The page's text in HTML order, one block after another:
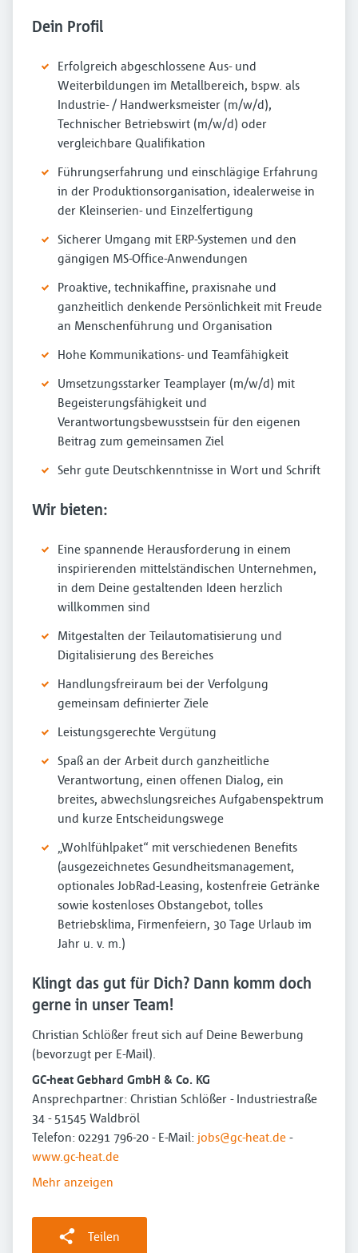
Dein Profil
Erfolgreich abgeschlossene Aus- und
Weiterbildungen im Metallbereich, bspw. als
Industrie- / Handwerks­meister (m/w/d),
Technischer Betriebswirt (m/w/d) oder
vergleichbare Qualifikation
Führungserfahrung und einschlägige Erfahrung
in der Produktionsorganisation, idealerweise in
der Kleinserien- und Einzelfertigung
Sicherer Umgang mit ERP-Systemen und den
gängigen MS-Office-Anwendungen
Proaktive, technikaffine, praxisnahe und
ganzheitlich denkende Persön­lichkeit mit Freude
an Menschen­führung und Organisation
Hohe Kommunikations- und Teamfähigkeit
Umsetzungsstarker Teamplayer (m/w/d) mit
Begeisterungsfähigkeit und
Verantwortungsbewusstsein für den eigenen
Beitrag zum gemeinsamen Ziel
Sehr gute Deutschkenntnisse in Wort und Schrift
Wir bieten:
Eine spannende Herausforderung in einem
inspirierenden mittelständischen Unternehmen,
in dem Deine gestaltenden Ideen herzlich
willkommen sind
Mitgestalten der Teilautomatisierung und
Digitalisierung des Bereiches
Handlungsfreiraum bei der Verfolgung
gemeinsam definierter Ziele
Leistungsgerechte Vergütung
Spaß an der Arbeit durch ganzheitliche
Verantwortung, einen offenen Dialog, ein
breites, abwechslungsreiches Aufgabenspektrum
und kurze Entscheidungswege
„Wohlfühlpaket“ mit verschiedenen Benefits
(ausgezeichnetes Gesundheitsmanagement,
optionales JobRad-Leasing, kostenfreie Getränke
sowie kostenloses Obstangebot, tolles
Betriebsklima, Firmenfeiern, 30 Tage Urlaub im
Jahr u. v. m.)
Klingt das gut für Dich? Dann komm doch
gerne in unser Team!
Christian Schlößer freut sich auf Deine Bewerbung
(bevorzugt per E-Mail).
GC-heat Gebhard GmbH & Co. KG
Ansprechpartner: Christian Schlößer - Industriestraße
34 - 51545 Waldbröl
Telefon: 02291 796-20 - E-Mail: jobs@gc-heat.de -
www.gc-heat.de
Mehr anzeigen
Teilen